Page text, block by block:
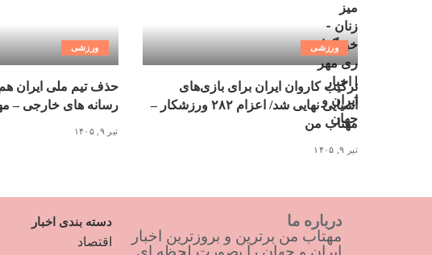
ورزشی
ترکیب کاروان ایران برای بازی‌های
آسیایی نهایی شد/ اعزام ۲۸۲ ورزشکار –
مهتاب من
تیر ۹, ۱۴۰۵
ورزشی
حذف تیم ملی ایران
رسانه های خارجی –
تیر ۹, ۱۴۰۵
درباره ما
مهتاب من برترین و بروزترین اخبار
ایران و جهان را بصورت لحظه ای
دسته بندی اخبار
اقتصاد